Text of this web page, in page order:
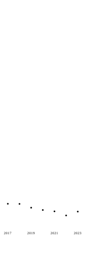
2017 2019 2021 2023